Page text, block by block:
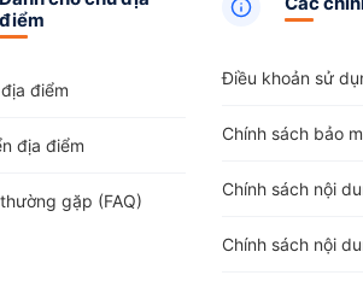
điểm
điểm
địa điểm
gặp (FAQ)
Điều khoản sử
Chính sách bảo
Chính sách nội
Chính sách nội